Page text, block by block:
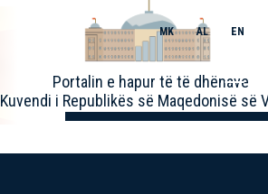
Portalin e hapur të të dhënave
Kuvendi i Republikës së Maqedonisë së
MK AL EN
Toggle